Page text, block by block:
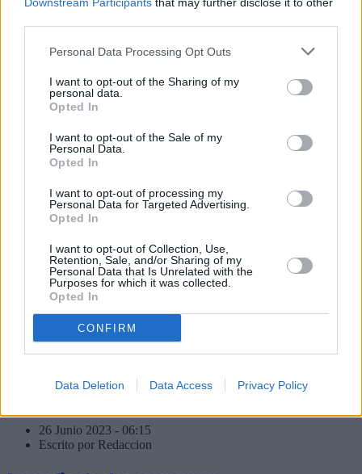
Personal Data Processing Opt Outs
I want to opt-out of the Sharing of my
personal data.
Opted In
I want to opt-out of the Sale of my
Personal Data.
Opted In
I want to opt-out of processing my
Personal Data for Targeted Advertising.
Opted In
I want to opt-out of Collection, Use,
Retention, Sale, and/or Sharing of my
Personal Data that Is Unrelated with the
Purposes for which it was collected.
Opted In
CONFIRM
Data Deletion Data Access Privacy Policy
2 Julio 2023 - 05:51
Escrito por Redaccion
Un varón, herido de
agredido con arma blanca
La madrugada de pasado domingo, a
las 04:46 horas, un varón resultó
herido, de carácter grave, tras ser
agredido con arma blanca en la
Avenida de Papagayo, en Playa
Blanca. En el momento inicial de la
asistencia, presenta herida por arma
blanca de carácter grave, trasladado en
Hospital Doctor José Molina Orosa.
26 Junio 2023 - 06:15
Escrito por Redaccion